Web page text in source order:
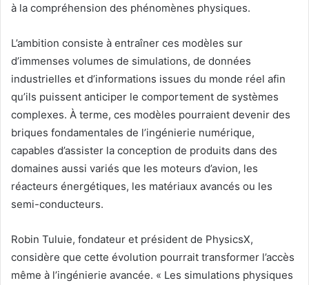
à la compréhension des phénomènes physiques.
L’ambition consiste à entraîner ces modèles sur
d’immenses volumes de simulations, de données
industrielles et d’informations issues du monde réel afin
qu’ils puissent anticiper le comportement de systèmes
complexes. À terme, ces modèles pourraient devenir des
briques fondamentales de l’ingénierie numérique,
capables d’assister la conception de produits dans des
domaines aussi variés que les moteurs d’avion, les
réacteurs énergétiques, les matériaux avancés ou les
semi-conducteurs.
Robin Tuluie, fondateur et président de PhysicsX,
considère que cette évolution pourrait transformer l’accès
même à l’ingénierie avancée. « Les simulations physiques